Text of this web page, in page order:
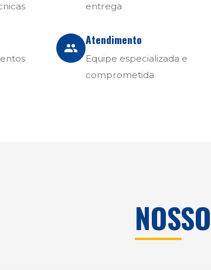
entrega
Atendimento
Equipe especializada e
comprometida